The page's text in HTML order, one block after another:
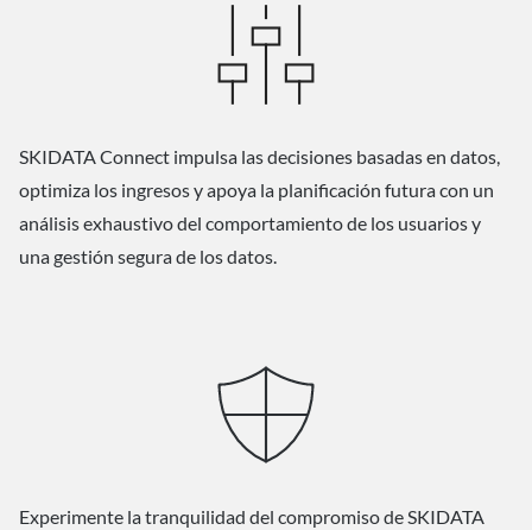
SKIDATA Connect impulsa las decisiones basadas en datos,
optimiza los ingresos y apoya la planificación futura con un
análisis exhaustivo del comportamiento de los usuarios y
una gestión segura de los datos.
Experimente la tranquilidad del compromiso de SKIDATA